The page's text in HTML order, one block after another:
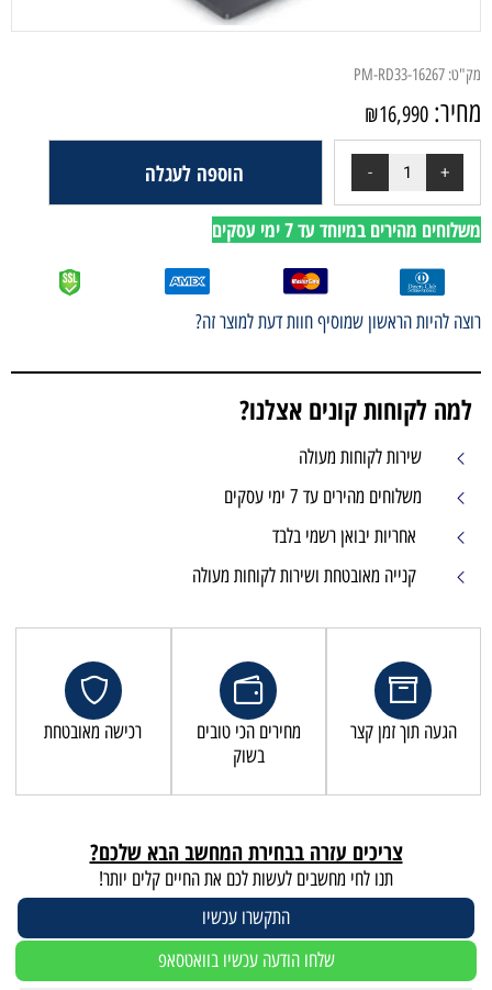
מק"ט: PM-RD33-16267
מחיר: ₪16,990
הוספה לעגלה
משלוחים מהירים במיוחד עד 7 ימי עסקים
רוצה להיות הראשון שמוסיף חוות דעת למוצר זה?
למה לקוחות קונים אצלנו?
שירות לקוחות מעולה
משלוחים מהירים עד 7 ימי עסקים
אחריות יבואן רשמי בלבד
קנייה מאובטחת ושירות לקוחות מעולה
הגעה תוך זמן קצר
מחירים הכי טובים
בשוק
רכישה מאובטחת
צריכים עזרה בבחירת המחשב הבא שלכם?
תנו לחי מחשבים לעשות לכם את החיים קלים יותר!
התקשרו עכשיו
שלחו הודעה עכשיו בוואטסאפ